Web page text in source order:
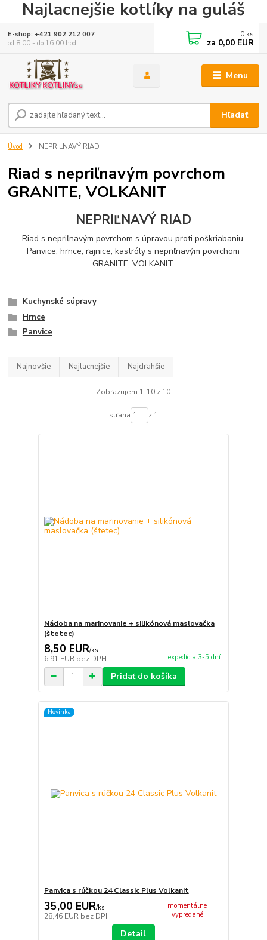
Najlacnejšie kotlíky na guláš
Menu
Hľadať
E-shop: +421 902 212 007
od 8:00 - do 16:00 hod
0 ks
za 0,00 EUR
Úvod NEPRIĽNAVÝ RIAD
Riad s nepriľnavým povrchom
GRANITE, VOLKANIT
NEPRIĽNAVÝ RIAD
Riad s nepriľnavým povrchom s úpravou proti poškriabaniu.
Panvice, hrnce, rajnice, kastróly s nepriľnavým povrchom
GRANITE, VOLKANIT.
Kuchynské súpravy
Hrnce
Panvice
Najnovšie Najlacnejšie Najdrahšie
Zobrazujem 1-10 z 10
strana z 1
Nádoba na marinovanie + silikónová maslovačka
(štetec)
8,50 EUR/ks
6,91 EUR bez DPH expedícia 3-5 dní
Pridať do košíka
Novinka
Panvica s rúčkou 24 Classic Plus Volkanit
35,00 EUR/ks
28,46 EUR bez DPH
momentálne
vypredané
Detail